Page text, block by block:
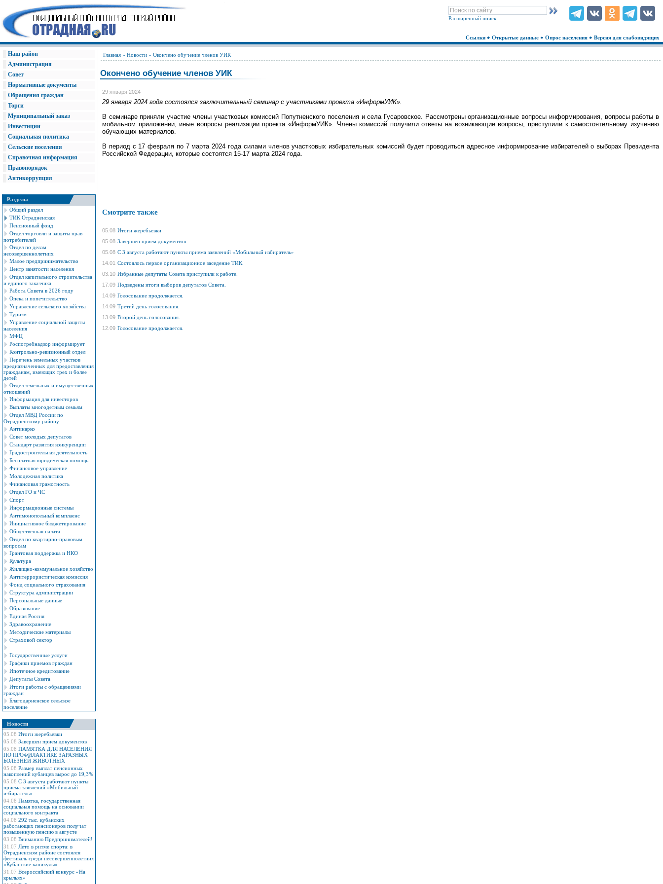
Расширенный поиск
Ссылки Открытые данные Опрос населения Версия для слабовидящих
Наш район
Администрация
Совет
Нормативные документы
Обращения граждан
Торги
Муниципальный заказ
Инвестиции
Социальная политика
Сельские поселения
Справочная информация
Правопорядок
Антикоррупция
Разделы
Общий раздел
ТИК Отрадненская
Пенсионный фонд
Отдел торговли и защиты прав
потребителей
Отдел по делам
несовершеннолетних
Малое предпринимательство
Центр занятости населения
Отдел капитального строительства
и единого заказчика
Работа Совета в 2026 году
Опека и попечительство
Управление сельского хозяйства
Туризм
Управление социальной защиты
населения
МФЦ
Роспотребнадзор информирует
Контрольно-ревизионный отдел
Перечень земельных участков
предназначенных для предоставления
гражданам, имеющих трех и более
детей
Отдел земельных и имущественных
отношений
Информация для инвесторов
Выплаты многодетным семьям
Отдел МВД России по
Отрадненскому району
Антинарко
Совет молодых депутатов
Стандарт развития конкуренции
Градостроительная деятельность
Бесплатная юридическая помощь
Финансовое управление
Молодежная политика
Финансовая грамотность
Отдел ГО и ЧС
Спорт
Информационные системы
Антимонопольный комплаенс
Инициативное бюджетирование
Общественная палата
Отдел по квартирно-правовым
вопросам
Грантовая поддержка и НКО
Культура
Жилищно-коммунальное хозяйство
Антитеррористическая комиссия
Фонд социального страхования
Структура администрации
Персональные данные
Образование
Единая Россия
Здравоохранение
Методические материалы
Страховой сектор
Государственные услуги
Графики приемов граждан
Ипотечное кредитование
Депутаты Совета
Итоги работы с обращениями
граждан
Благодарненское сельское
поселение
Новости
05.08 Итоги жеребьевки
05.08 Завершен прием документов
05.08 ПАМЯТКА ДЛЯ НАСЕЛЕНИЯ
ПО ПРОФИЛАКТИКЕ ЗАРАЗНЫХ
БОЛЕЗНЕЙ ЖИВОТНЫХ
05.08 Размер выплат пенсионных
накоплений кубанцев вырос до 19,3%
05.08 С 3 августа работают пункты
приема заявлений «Мобильный
избиратель»
04.08 Памятка, государственная
социальная помощь на основании
социального контракта
04.08 292 тыс. кубанских
работающих пенсионеров получат
повышенную пенсию в августе
03.08 Вниманию Предпринимателей!
31.07 Лето в ритме спорта: в
Отрадненском районе состоялся
фестиваль среди несовершеннолетних
«Кубанские каникулы»
31.07 Всероссийский конкурс «На
крыльях»
Главная » Новости » Окончено обучение членов УИК
Окончено обучение членов УИК
29 января 2024
29 января 2024 года состоялся заключительный семинар с участниками проекта «ИнформУИК».
В семинаре приняли участие члены участковых комиссий Попутненского поселения и села Гусаровское. Рассмотрены организационные вопросы информирования, вопросы работы в
мобильном приложении, иные вопросы реализации проекта «ИнформУИК». Члены комиссий получили ответы на возникающие вопросы, приступили к самостоятельному изучению
обучающих материалов.
В период с 17 февраля по 7 марта 2024 года силами членов участковых избирательных комиссий будет проводиться адресное информирование избирателей о выборах Президента
Российской Федерации, которые состоятся 15-17 марта 2024 года.
Смотрите также
05.08 Итоги жеребьевки
05.08 Завершен прием документов
05.08 С 3 августа работают пункты приема заявлений «Мобильный избиратель»
14.01 Состоялось первое организационное заседение ТИК.
03.10 Избранные депутаты Совета приступили к работе.
17.09 Подведены итоги выборов депутатов Совета.
14.09 Голосование продолжается.
14.09 Третий день голосования.
13.09 Второй день голосования.
12.09 Голосование продолжается.